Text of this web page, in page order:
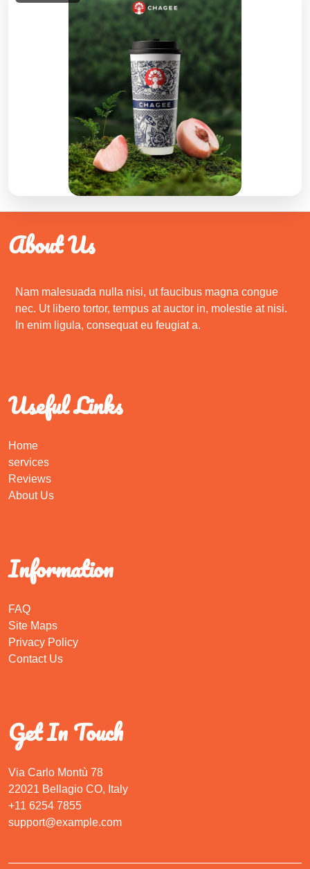
About Us
Nam malesuada nulla nisi, ut faucibus magna congue
nec. Ut libero tortor, tempus at auctor in, molestie at nisi.
In enim ligula, consequat eu feugiat a.
Useful Links
Home
services
Reviews
About Us
Information
FAQ
Site Maps
Privacy Policy
Contact Us
Get In Touch
Via Carlo Montù 78
22021 Bellagio CO, Italy
+11 6254 7855
support@example.com